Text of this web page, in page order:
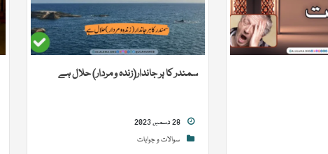
سمندر کا ہر جاندار(زندہ و مردار) حلال ہے
سوالات و جوابات